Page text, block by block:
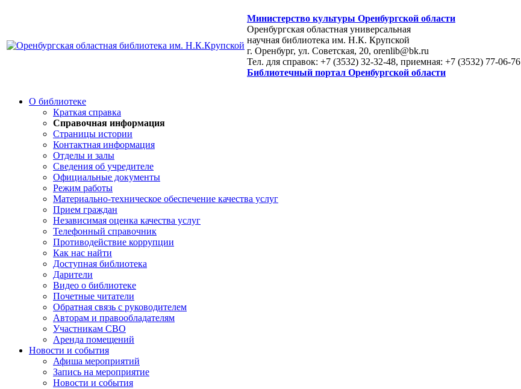
Министерство культуры Оренбургской области
Оренбургская областная универсальная
научная библиотека им. Н.К. Крупской
г. Оренбург, ул. Советская, 20, orenlib@bk.ru
Тел. для справок: +7 (3532) 32-32-48, приемная: +7 (3532) 77-06-76
Библиотечный портал Оренбургской области
О библиотеке
Краткая справка
Справочная информация
Страницы истории
Контактная информация
Отделы и залы
Сведения об учредителе
Официальные документы
Режим работы
Материально-техническое обеспечение качества услуг
Прием граждан
Независимая оценка качества услуг
Телефонный справочник
Противодействие коррупции
Как нас найти
Доступная библиотека
Дарители
Видео о библиотеке
Почетные читатели
Обратная связь с руководителем
Авторам и правообладателям
Участникам СВО
Аренда помещений
Новости и события
Афиша мероприятий
Запись на мероприятие
Новости и события